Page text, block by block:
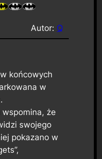
Autor: Q
końcowych
w
wspomina, że
swojego
pokazano w